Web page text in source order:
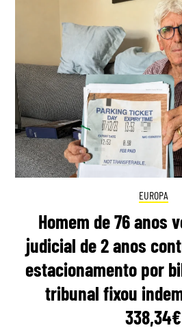
EUROPA
Homem de 76 anos
judicial de 2 anos
estacionamento por
tribunal fixou
338,34€